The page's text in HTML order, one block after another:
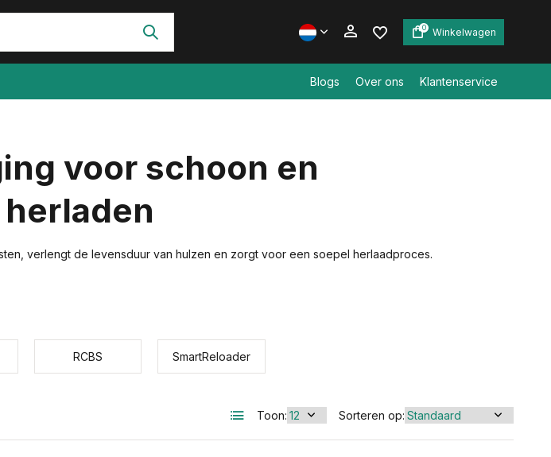
0 Winkelwagen
Blogs Over ons Klantenservice
voor schoon en
verlengt de levensduur van hulzen en zorgt voor een soepel herlaadproces.
RCBS SmartReloader
Toon: Sorteren op: